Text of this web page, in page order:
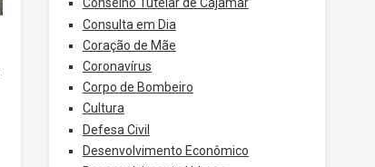
Conselho Tutelar de Cajamar
Consulta em Dia
Coração de Mãe
Coronavírus
Corpo de Bombeiro
Cultura
Defesa Civil
Desenvolvimento Econômico